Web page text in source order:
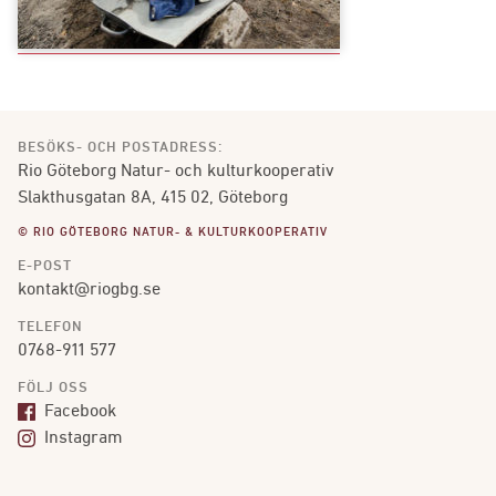
BESÖKS- OCH POSTADRESS:
Rio Göteborg Natur- och kulturkooperativ
Slakthusgatan 8A, 415 02, Göteborg
© RIO GÖTEBORG NATUR- & KULTURKOOPERATIV
E-POST
kontakt@riogbg.se
TELEFON
0768-911 577
FÖLJ OSS
Facebook
Instagram